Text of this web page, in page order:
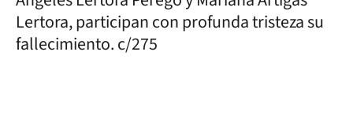
Lertora, participan con profunda tristeza su
fallecimiento. c/275